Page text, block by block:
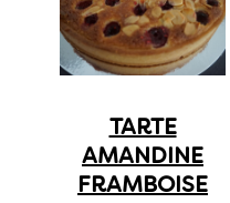
TARTE
AMANDINE
FRAMBOISE